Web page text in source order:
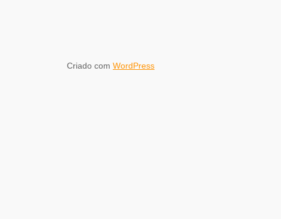
Criado com WordPress